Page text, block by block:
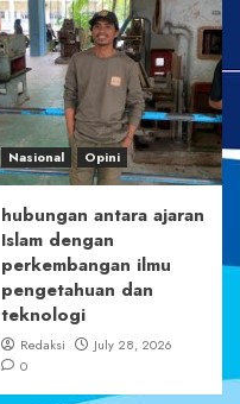
Nasional Opini
hubungan antara ajaran
Islam dengan
perkembangan ilmu
pengetahuan dan
teknologi
Redaksi
July 28, 2026
0